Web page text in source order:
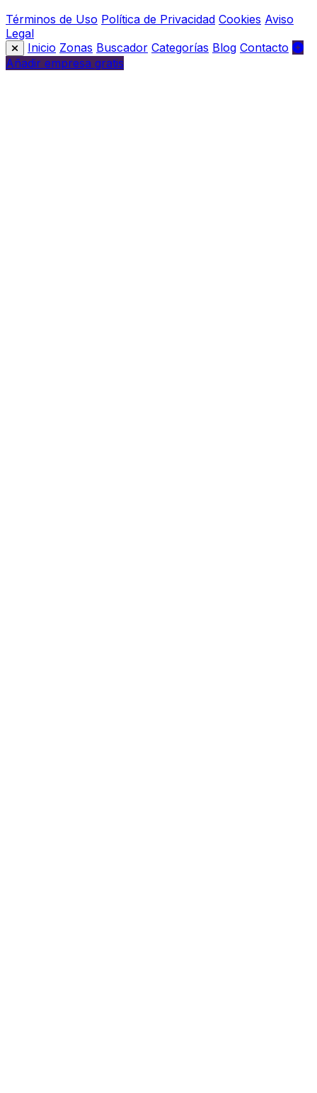
Términos de Uso Política de Privacidad Cookies Aviso
Legal
Inicio Zonas Buscador Categorías Blog Contacto
Añadir empresa gratis